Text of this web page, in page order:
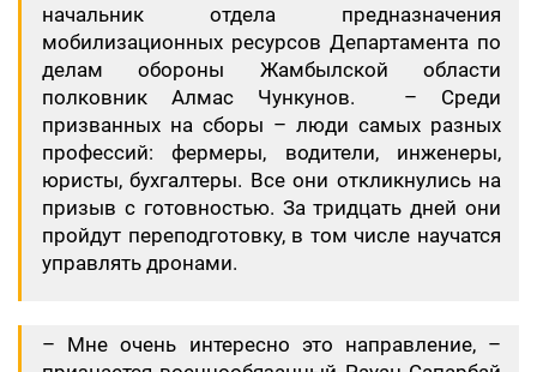
начальник отдела предназначения
мобилизационных ресурсов Департамента по
делам обороны Жамбылской области
полковник Алмас Чункунов. – Среди
призванных на сборы – люди самых разных
профессий: фермеры, водители, инженеры,
юристы, бухгалтеры. Все они откликнулись на
призыв с готовностью. За тридцать дней они
пройдут переподготовку, в том числе научатся
управлять дронами.
– Мне очень интересно это направление, –